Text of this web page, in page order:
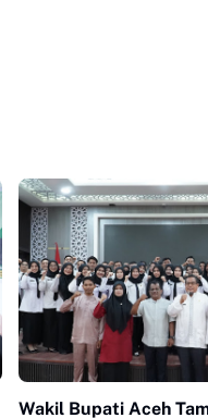
Wakil Bupati Aceh